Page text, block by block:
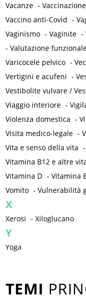
Vacanze -Vaccinazione
Vaccino anti-Covid -
Vaginismo -Vaginite -
-Valutazione
Varicocele pelvico -
Vertigini e acufeni -
Vestibolite vulvare /
Viaggio interiore -
Violenza domestica -
Visita medico-legale -
Vita e senso della vita -
Vitamina B12 e altre
Vitamina D -Vitamina E
Vomito -Vulnerabilità
X
Xerosi -Xiloglucano
Y
Yoga
TEMI